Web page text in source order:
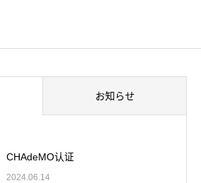
お知らせ
CHAdeMO认证
2024.06.14